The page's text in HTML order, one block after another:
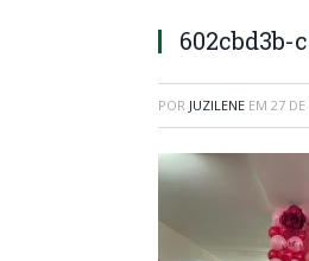
602cbd3b-
POR JUZILENE EM 27